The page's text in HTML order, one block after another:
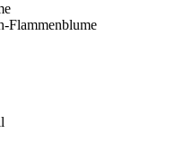
Flammenblume